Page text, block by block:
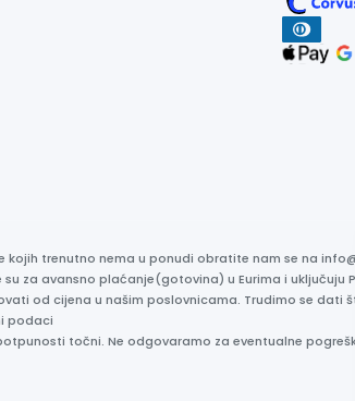
kojih trenutno nema u ponudi obratite nam se na
su za avansno plaćanje(gotovina) u Eurima i uključuju
od cijena u našim poslovnicama. Trudimo se dati
podaci
točni. Ne odgovaramo za eventualne